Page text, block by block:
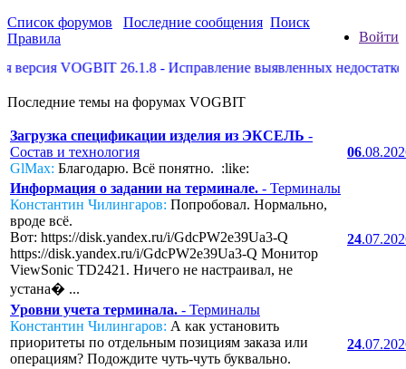
Войти
Список форумов Последние сообщения Поиск
Правила
VOGBIT 26.1.8 - Исправление выявленных недостатков,
Последние темы на форумах VOGBIT
Загрузка спецификации изделия из ЭКСЕЛЬ -
Состав и технология
GlMax: Благодарю. Всё понятно. :like:
06
Информация о задании на терминале. - Терминалы
Константин Чилингаров: Попробовал. Нормально,
вроде всё.
Вот: https://disk.yandex.ru/i/GdcPW2e39Ua3-Q
https://disk.yandex.ru/i/GdcPW2e39Ua3-Q Монитор
ViewSonic TD2421. Ничего не настраивал, не
устана� ...
24
Уровни учета терминала. - Терминалы
Константин Чилингаров: А как установить
приоритеты по отдельным позициям заказа или
операциям? Подождите чуть-чуть буквально.
24